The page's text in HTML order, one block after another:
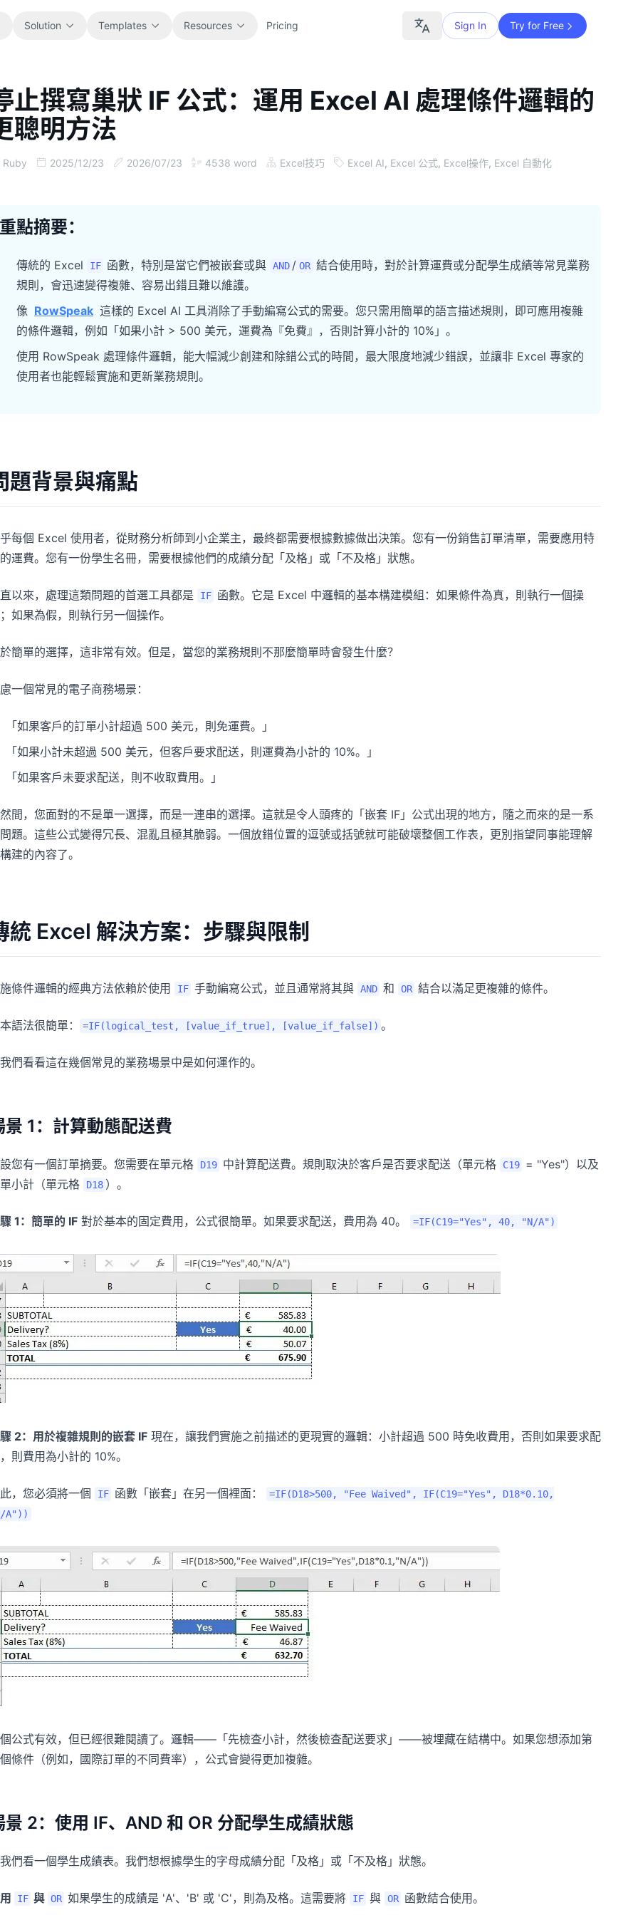
Solution Templates
All
Browse every ready-to-use
spreadsheet template.
Finance
Track workflows, handoffs, planning,
Sales
Pipelines, quotas, forecasting, and
Project
Dashboards, KPI reviews, and recurring
business insights.
Resources
Blog
Guides
Core product docs, setup, and usage
Prompt Library
Useful prompts for analysis, reporting,
Community
Fast onboarding for new users and
teams.
Pricing Sign In Try for Free
止撰寫巢狀 IF 公式：運用 Excel AI 處理條件邏輯的
聰明方法
Ruby 2025/12/23 2026/07/23 4538 word Excel技巧 Excel AI, Excel 公式, Excel操作, Excel 自動化
重點摘要：
傳統的 Excel IF 函數，特別是當它們被嵌套或與 AND / OR 結合使用時，對於計算運費或分配學生成績等常見業務
規則，會迅速變得複雜、容易出錯且難以維護。
像 RowSpeak 這樣的 Excel AI 工具消除了手動編寫公式的需要。您只需用簡單的語言描述規則，即可應用複雜
的條件邏輯，例如「如果小計 > 500 美元，運費為『免費』，否則計算小計的 10%」。
使用 RowSpeak 處理條件邏輯，能大幅減少創建和除錯公式的時間，最大限度地減少錯誤，並讓非 Excel 專家的
使用者也能輕鬆實施和更新業務規則。
題背景與痛點
每個 Excel 使用者，從財務分析師到小企業主，最終都需要根據數據做出決策。您有一份銷售訂單清單，需要應用特
運費。您有一份學生名冊，需要根據他們的成績分配「及格」或「不及格」狀態。
以來，處理這類問題的首選工具都是 IF 函數。它是 Excel 中邏輯的基本構建模組：如果條件為真，則執行一個操
如果為假，則執行另一個操作。
簡單的選擇，這非常有效。但是，當您的業務規則不那麼簡單時會發生什麼？
一個常見的電子商務場景：
「如果客戶的訂單小計超過 500 美元，則免運費。」
「如果小計未超過 500 美元，但客戶要求配送，則運費為小計的 10%。」
「如果客戶未要求配送，則不收取費用。」
間，您面對的不是單一選擇，而是一連串的選擇。這就是令人頭疼的「嵌套 IF」公式出現的地方，隨之而來的是一系
題。這些公式變得冗長、混亂且極其脆弱。一個放錯位置的逗號或括號就可能破壞整個工作表，更別指望同事能理解
建的內容了。
統 Excel 解決方案：步驟與限制
條件邏輯的經典方法依賴於使用 IF 手動編寫公式，並且通常將其與 AND 和 OR 結合以滿足更複雜的條件。
語法很簡單： =IF(logical_test, [value_if_true], [value_if_false]) 。
們看看這在幾個常見的業務場景中是如何運作的。
景 1：計算動態配送費
您有一個訂單摘要。您需要在單元格 D19 中計算配送費。規則取決於客戶是否要求配送（單元格 C19 = "Yes"）以及
小計（單元格
D18 ）。
1：簡單的 IF 對於基本的固定費用，公式很簡單。如果要求配送，費用為 40。 =IF(C19="Yes", 40, "N/A")
2：用於複雜規則的嵌套 IF 現在，讓我們實施之前描述的更現實的邏輯：小計超過 500 時免收費用，否則如果要求配
則費用為小計的 10%。
，您必須將一個 IF 函數「嵌套」在另一個裡面：
=IF(D18>500, "Fee Waived", IF(C19="Yes", D18*0.10,
A"))
公式有效，但已經很難閱讀了。邏輯——「先檢查小計，然後檢查配送要求」——被埋藏在結構中。如果您想添加第
條件（例如，國際訂單的不同費率），公式會變得更加複雜。
景 2：使用 IF、AND 和 OR 分配學生成績狀態
們看一個學生成績表。我們想根據學生的字母成績分配「及格」或「不及格」狀態。
IF 與 OR 如果學生的成績是 'A'、'B' 或 'C'，則為及格。這需要將 IF 與 OR 函數結合使用。